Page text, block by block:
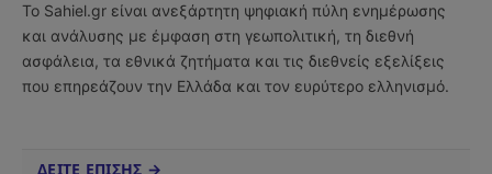
Το Sahiel.gr είναι ανεξάρτητη ψηφιακή πύλη ενημέρωσης
και ανάλυσης με έμφαση στη γεωπολιτική, τη διεθνή
ασφάλεια, τα εθνικά ζητήματα και τις διεθνείς εξελίξεις
που επηρεάζουν την Ελλάδα και τον ευρύτερο ελληνισμό.
ΔΕΙΤΕ ΕΠΙΣΗΣ →